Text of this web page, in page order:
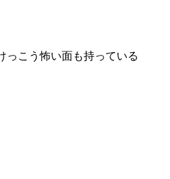
っこう怖い面も持っている